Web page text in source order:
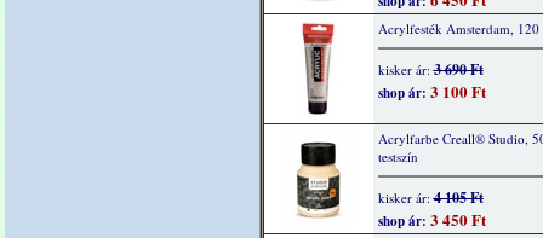
Acrylfesték Amsterdam, 120
kisker ár:3 690 Ft
shop ár: 3 100 Ft
Acrylfarbe Creall® Studio,
testszín
kisker ár:4 105 Ft
shop ár: 3 450 Ft